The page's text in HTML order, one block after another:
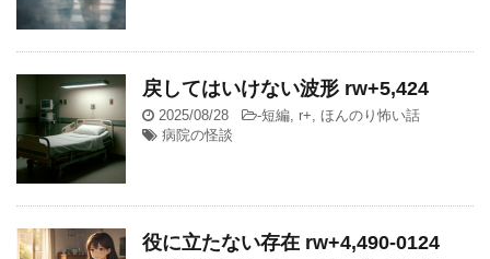
戻してはいけない波形 rw+5,424
2025/08/28 -短編 r+ ほんのり怖い話
病院の怪談
役に立たない存在 rw+4,490-0124